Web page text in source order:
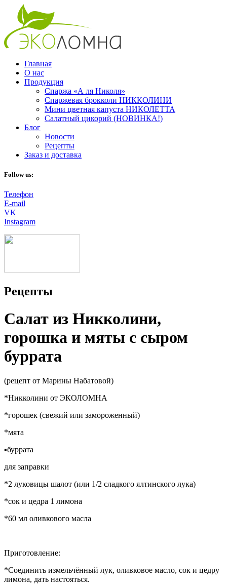
Главная
О нас
Продукция
Спаржа «А ля Николя»
Спаржевая брокколи НИККОЛИНИ
Мини цветная капуста НИКОЛЕТТА
Салатный цикорий (НОВИНКА!)
Блог
Новости
Рецепты
Заказ и доставка
Follow us:
Телефон
E-mail
VK
Instagram
Рецепты
Салат из Никколини,
горошка и мяты с сыром
буррата
(рецепт от Марины Набатовой)
*Никколини от ЭКОЛОМНА
*горошек (свежий или замороженный)
*мята
▪буррата
для заправки
*2 луковицы шалот (или 1/2 сладкого ялтинского лука)
*сок и цедра 1 лимона
*60 мл оливкового масла
Приготовление:
*Соединить измельчённый лук, оливковое масло, сок и цедру
лимона, дать настояться.